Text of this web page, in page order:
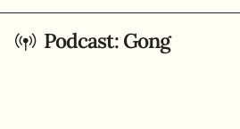
Podcast: Gong